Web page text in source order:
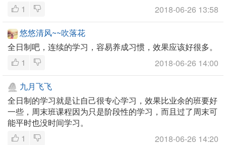
1
2018-06-26 13:58
悠悠清风~~吹落花
全日制吧，连续的学习，容易养成习惯，效果应该好很多。
1
2018-06-26 14:00
九月飞飞
全日制的学习就是让自己很专心学习，效果比业余的班要好
一些，周末班课程因为只是阶段性的学习，而且过了周末可
能平时也没时间学习。
1
2018-06-26 14:20